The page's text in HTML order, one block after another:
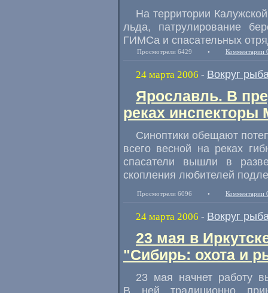
На территории
льда, патрулирование
ГИМСа и спасательных
Просмотрели 6429 • Комментарии
24 марта 2006 - Вокруг
Ярославль. В
реках
Синоптики обещают
всего весной на реках
спасатели вышли в
скопления любителей
Просмотрели 6096 • Комментарии
24 марта 2006 - Вокруг
23 мая в
"Сибирь: охота и
23 мая начнет работу
В ней традиционно